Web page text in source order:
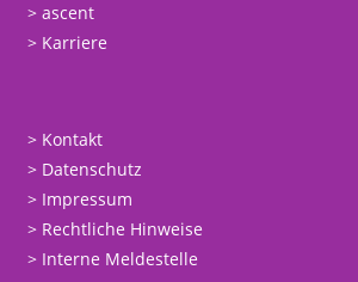
ascent
Karriere
Kontakt
Datenschutz
Impressum
Rechtliche Hinweise
Interne Meldestelle